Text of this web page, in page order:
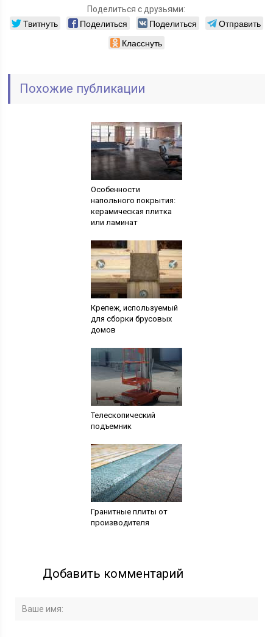
Поделиться с друзьями:
Твитнуть Поделиться Поделиться
Отправить
Класснуть
Похожие публикации
Особенности
напольного покрытия:
керамическая плитка
или ламинат
Крепеж, используемый
для сборки брусовых
домов
Телескопический
подъемник
Гранитные плиты от
производителя
Добавить комментарий